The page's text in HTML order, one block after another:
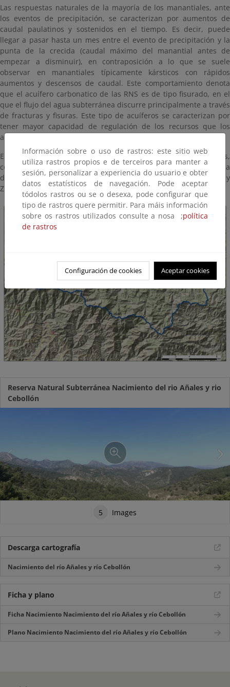
Las respuestas naturales de la mayoría de los manantiales, ante
los eventos de precipitación, se caracterizan por aumentos de
caudal paulatinos y sostenidos en el tiempo. Es decir, puede
llegar a pasar hasta un mes entre el evento de precipitación y la
punta de la crecida (caudal máximo del manantial antes de
empezar a disminuir), en contraposición a lo que se suele
observar en manantiales típicamente kársticos con rápidos
aumentos y descensos de caudal. Este comportamiento denota
que el acuífero carbonatico de las RNS es de tipo fisurado, en el
que el flujo del agua subterránea discurre principalmente a través
de fracturas y fisuras. Este tipo de acuíferos se caracterizan por
tener mayor capacidad de regulación de los recursos que los
acuíferos de tipo kárstico.
En esta RNS existen diferentes espacios naturales protegidos,
como son el Parque Natural y la Zona de Importancia Comunitaria
de Sierras de Tejeda, Almijara y Alhama, así como diversos LIC y
ZEPA de la Red Natura 2000.
Reserva Natural Subterránea Nacimiento del rio Añales y rio
Cebollón
5 Images
Descarga cartografía
Nacimiento del río Añales y río Cebollón
Ficha y plano
Ficha Nacimiento Nacimiento del río Añales y río Cebollón
Plano Nacimiento Nacimiento del río Añales y río Cebollón
Información sobre o uso de rastros: este sitio web
utiliza rastros propios e de terceiros para manter a
sesión, personalizar a experiencia do usuario e obter
datos estatísticos de navegación. Pode aceptar
tódolos rastros ou se o desexa, pode configurar que
tipo de rastros quere permitir. Para máis información
sobre os rastros utilizados consulte a nosa ;política
de rastros
Configuración de cookies Aceptar cookies